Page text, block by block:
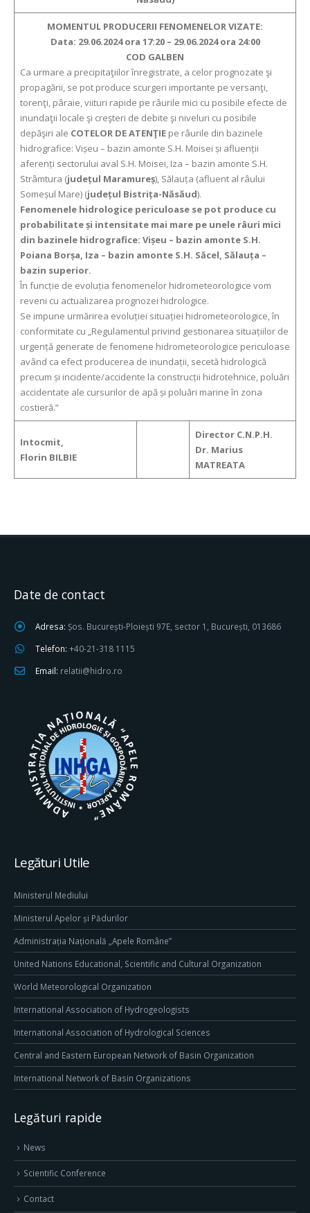
MOMENTUL PRODUCERII FENOMENELOR VIZATE:
Data: 29.06.2024 ora 17:20 – 29.06.2024 ora 24:00
COD GALBEN
Ca urmare a precipitaţiilor înregistrate, a celor prognozate şi
propagării, se pot produce scurgeri importante pe versanţi,
torenţi, pâraie, viituri rapide pe râurile mici cu posibile efecte de
inundaţii locale şi creşteri de debite şi niveluri cu posibile
depăşiri ale COTELOR DE ATENŢIE pe râurile din bazinele
hidrografice: Vișeu – bazin amonte S.H. Moisei și afluenții
aferenți sectorului aval S.H. Moisei, Iza – bazin amonte S.H.
Strâmtura (județul Maramureș), Sălauța (afluent al râului
Someșul Mare) (județul Bistrița-Năsăud).
Fenomenele hidrologice periculoase se pot produce cu
probabilitate și intensitate mai mare pe unele râuri mici
din bazinele hidrografice: Vișeu – bazin amonte S.H.
Poiana Borșa, Iza – bazin amonte S.H. Săcel, Sălauța –
bazin superior.
În funcție de evoluția fenomenelor hidrometeorologice vom
reveni cu actualizarea prognozei hidrologice.
Se impune urmărirea evoluției situației hidrometeorologice, în
conformitate cu „Regulamentul privind gestionarea situațiilor de
urgență generate de fenomene hidrometeorologice periculoase
având ca efect producerea de inundații, secetă hidrologică
precum și incidente/accidente la construcții hidrotehnice, poluări
accidentate ale cursurilor de apă și poluări marine în zona
costieră.”
Intocmit,
Florin BILBIE
Director C.N.P.H.
Dr. Marius
MATREATA
Date de contact
Adresa: Șos. București-Ploiești 97E, sector 1, București, 013686
Telefon: +40-21-318 1115
Email: relatii@hidro.ro
Legături Utile
Ministerul Mediului
Ministerul Apelor și Pădurilor
Administrația Națională „Apele Române”
United Nations Educational, Scientific and Cultural Organization
World Meteorological Organization
International Association of Hydrogeologists
International Association of Hydrological Sciences
Central and Eastern European Network of Basin Organization
International Network of Basin Organizations
Legături rapide
News
Scientific Conference
Contact